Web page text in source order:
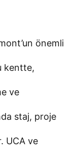
önemli
kentte,
ve
staj, proje
UCA ve